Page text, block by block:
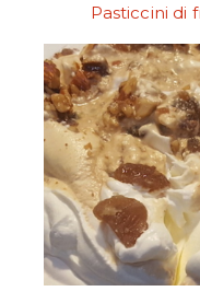
Pasticcini di